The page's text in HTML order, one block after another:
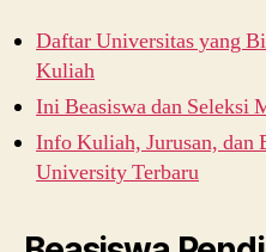
Daftar Universitas yang
Kuliah
Ini Beasiswa dan Seleksi
Info Kuliah, Jurusan, dan
University Terbaru